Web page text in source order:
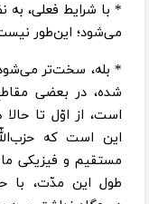
* با شرایط فعلی،
می‌شود؛ این‌طور
* بله، سخت‌تر
شده، در بعضی
است، از اوّل تا
این است که
مستقیم و فیزیکی ما
طول این مدّت، با